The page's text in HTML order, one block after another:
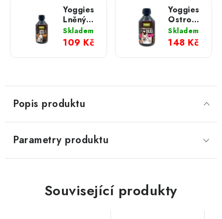
Yoggies
Lněný
olej pro
psy a
kočky;
250 ml
Skladem
109 Kč
Yoggies
olej pro
psy a
kočky;
500 ml
Skladem
148 Kč
Popis produktu
Parametry produktu
Související produkty